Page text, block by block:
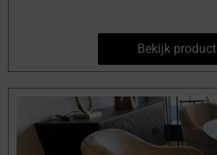
Bekijk product